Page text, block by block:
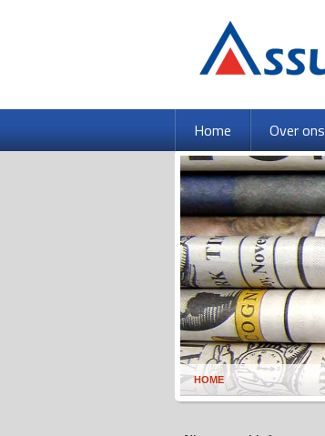
HOME
Home Over ons